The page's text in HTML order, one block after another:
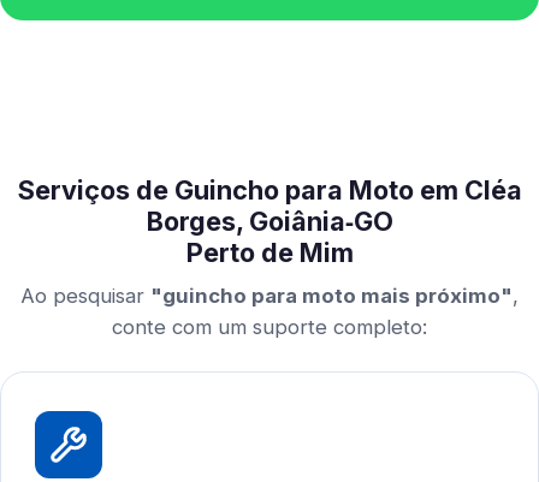
Serviços de Guincho para Moto em Cléa
Borges, Goiânia‑GO
Perto de Mim
Ao pesquisar "guincho para moto mais próximo",
conte com um suporte completo: